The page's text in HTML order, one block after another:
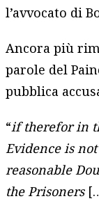
l’avvocato di
Ancora più
parole del
pubblica
“if therefor in
Evidence is
reasonable
the Prisoners